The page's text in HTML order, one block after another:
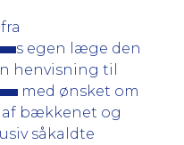
s egen læge den
henvisning til
med ønsket om
bækkenet og
såkaldte